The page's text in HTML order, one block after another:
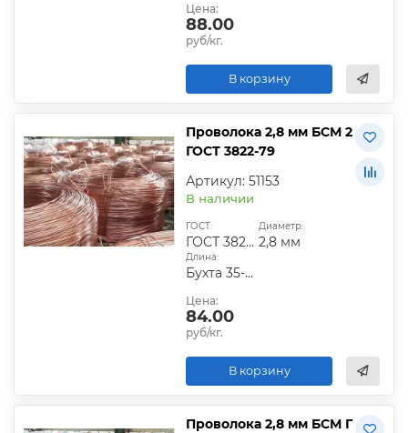
Цена:
88.00
руб/кг.
В корзину
Проволока 2,8 мм БСМ 2
ГОСТ 3822-79
Артикул: 51153
В наличии
ГОСТ:
ГОСТ 3822-79
Диаметр:
2,8 мм
Длина:
Бухта 35-50 кг
Цена:
84.00
руб/кг.
В корзину
Проволока 2,8 мм БСМ Г